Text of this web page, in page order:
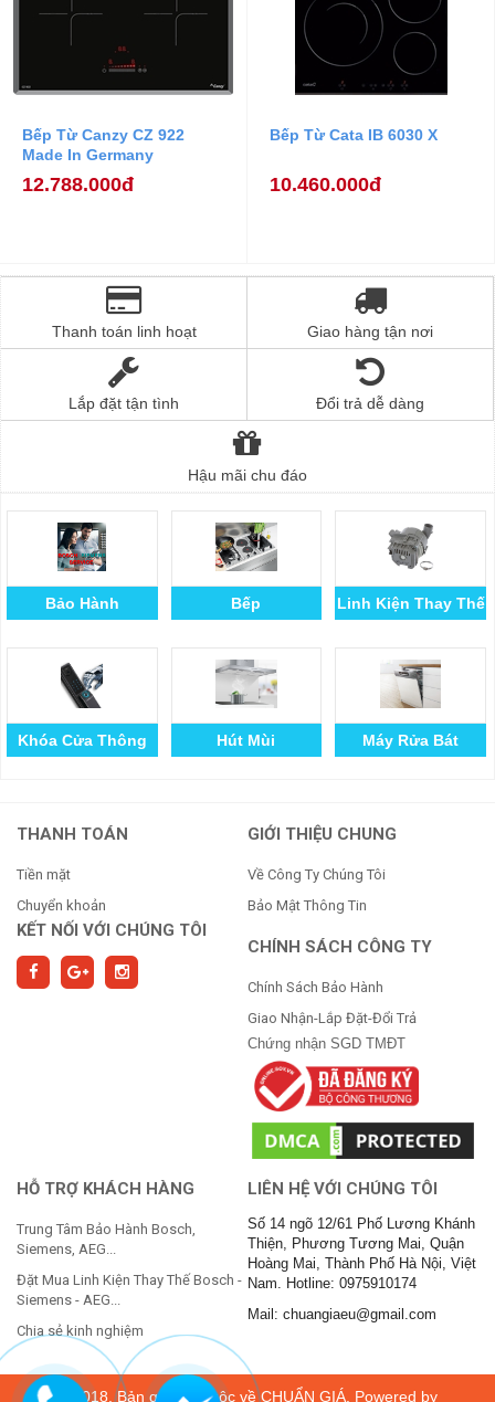
Bếp Từ Canzy CZ 922
Made In Germany
12.788.000đ
Bếp Từ Cata IB 6030 X
10.460.000đ
Thanh toán linh hoạt Giao hàng tận nơi
Lắp đặt tận tình Đổi trả dễ dàng
Hậu mãi chu đáo
Bảo Hành Bếp Linh Kiện Thay Thế
Khóa Cửa Thông
Hút Mùi Máy Rửa Bát
THANH TOÁN
Tiền mặt
Chuyển khoản
KẾT NỐI VỚI CHÚNG TÔI
GIỚI THIỆU CHUNG
Về Công Ty Chúng Tôi
Bảo Mật Thông Tin
CHÍNH SÁCH CÔNG TY
Chính Sách Bảo Hành
Giao Nhận-Lắp Đặt-Đổi Trả
Chứng nhận SGD TMĐT
HỖ TRỢ KHÁCH HÀNG
Trung Tâm Bảo Hành Bosch,
Siemens, AEG...
Đặt Mua Linh Kiện Thay Thế Bosch -
Siemens - AEG...
Chia sẻ kinh nghiệm
LIÊN HỆ VỚI CHÚNG TÔI
Số 14 ngõ 12/61 Phố Lương Khánh
Thiện, Phương Tương Mai, Quận
Hoàng Mai, Thành Phố Hà Nội, Việt
Nam. Hotline: 0975910174
Mail: chuangiaeu@gmail.com
© 2018. Bản quyền thuộc vềCHUẨN GIÁ. Powered by